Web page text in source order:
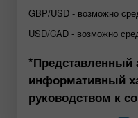
GBP/USD - возможно
USD/CAD - возможно
*Представленный
информативный
руководством к